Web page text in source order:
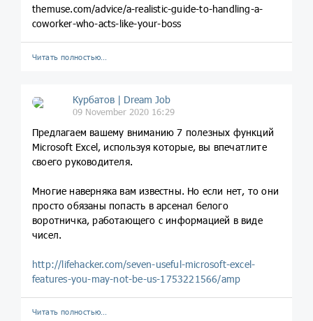
themuse.com/advice/a-realistic-guide-to-handling-a-
coworker-who-acts-like-your-boss
Читать полностью…
Курбатов | Dream Job
09 November 2020 16:29
Предлагаем вашему вниманию 7 полезных функций
Microsoft Excel, используя которые, вы впечатлите
своего руководителя.
Многие наверняка вам известны. Но если нет, то они
просто обязаны попасть в арсенал белого
воротничка, работающего с информацией в виде
чисел.
http://lifehacker.com/seven-useful-microsoft-excel-
features-you-may-not-be-us-1753221566/amp
Читать полностью…